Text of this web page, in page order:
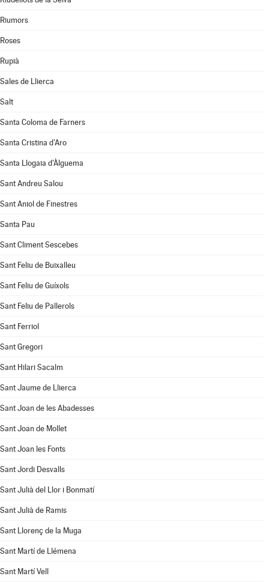
Riumors
Roses
Rupià
Sales de Llierca
Salt
Santa Coloma de Farners
Santa Cristina d'Aro
Santa Llogaia d'Àlguema
Sant Andreu Salou
Sant Aniol de Finestres
Santa Pau
Sant Climent Sescebes
Sant Feliu de Buixalleu
Sant Feliu de Guíxols
Sant Feliu de Pallerols
Sant Ferriol
Sant Gregori
Sant Hilari Sacalm
Sant Jaume de Llierca
Sant Joan de les Abadesses
Sant Joan de Mollet
Sant Joan les Fonts
Sant Jordi Desvalls
Sant Julià del Llor i Bonmatí
Sant Julià de Ramis
Sant Llorenç de la Muga
Sant Martí de Llémena
Sant Martí Vell